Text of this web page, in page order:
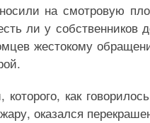
на смотровую
ли у
жестокому
как
оказался